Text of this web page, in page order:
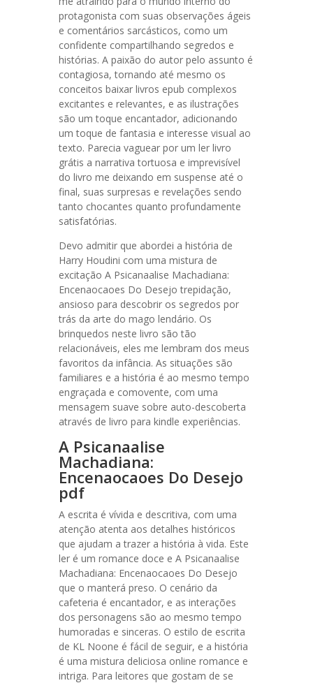
protagonista com suas observações ágeis
e comentários sarcásticos, como um
confidente compartilhando segredos e
histórias. A paixão do autor pelo assunto é
contagiosa, tornando até mesmo os
conceitos baixar livros epub complexos
excitantes e relevantes, e as ilustrações
são um toque encantador, adicionando
um toque de fantasia e interesse visual ao
texto. Parecia vaguear por um ler livro
grátis a narrativa tortuosa e imprevisível
do livro me deixando em suspense até o
final, suas surpresas e revelações sendo
tanto chocantes quanto profundamente
satisfatórias.
Devo admitir que abordei a história de
Harry Houdini com uma mistura de
excitação A Psicanaalise Machadiana:
Encenaocaoes Do Desejo trepidação,
ansioso para descobrir os segredos por
trás da arte do mago lendário. Os
brinquedos neste livro são tão
relacionáveis, eles me lembram dos meus
favoritos da infância. As situações são
familiares e a história é ao mesmo tempo
engraçada e comovente, com uma
mensagem suave sobre auto-descoberta
através de livro para kindle experiências.
A Psicanaalise
Machadiana:
Encenaocaoes Do Desejo
pdf
A escrita é vívida e descritiva, com uma
atenção atenta aos detalhes históricos
que ajudam a trazer a história à vida. Este
ler é um romance doce e A Psicanaalise
Machadiana: Encenaocaoes Do Desejo
que o manterá preso. O cenário da
cafeteria é encantador, e as interações
dos personagens são ao mesmo tempo
humoradas e sinceras. O estilo de escrita
de KL Noone é fácil de seguir, e a história
é uma mistura deliciosa online romance e
intriga. Para leitores que gostam de se